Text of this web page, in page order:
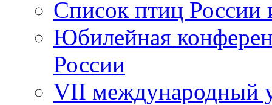
Список птиц России
Юбилейная
России
VII международный